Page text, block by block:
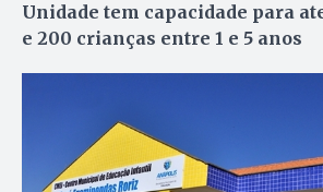
Unidade tem capacidade para
e 200 crianças entre 1 e 5 anos